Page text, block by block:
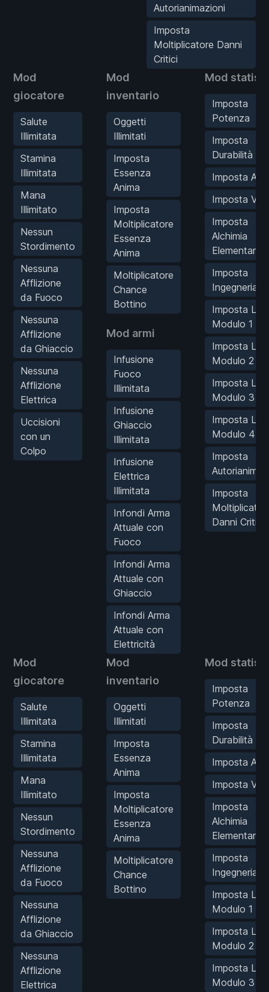
Autorianimazioni
Imposta
Moltiplicatore Danni
Critici
Mod
giocatore
Salute
Illimitata
Stamina
Illimitata
Mana
Illimitato
Nessun
Stordimento
Nessuna
Afflizione
da Fuoco
Nessuna
Afflizione
da Ghiaccio
Nessuna
Afflizione
Elettrica
Uccisioni
con un
Colpo
Mod
inventario
Oggetti
Illimitati
Imposta
Essenza
Anima
Imposta
Moltiplicatore
Essenza
Anima
Moltiplicatore
Chance
Bottino
Mod armi
Infusione
Fuoco
Illimitata
Infusione
Ghiaccio
Illimitata
Infusione
Elettrica
Illimitata
Infondi Arma
Attuale con
Fuoco
Infondi Arma
Attuale con
Ghiaccio
Infondi Arma
Attuale con
Elettricità
Mod
Imposta
Potenza
Imposta
Durabilità
Imposta
Imposta
Imposta
Alchimia
Elementare
Imposta
Ingegneria
Imposta
Modulo 1
Imposta
Modulo 2
Imposta
Modulo 3
Imposta
Modulo 4
Imposta
Imposta
Danni Critici
Mod
giocatore
Salute
Illimitata
Stamina
Illimitata
Mana
Illimitato
Nessun
Stordimento
Nessuna
Afflizione
da Fuoco
Nessuna
Afflizione
da Ghiaccio
Nessuna
Afflizione
Elettrica
Mod
inventario
Oggetti
Illimitati
Imposta
Essenza
Anima
Imposta
Moltiplicatore
Essenza
Anima
Moltiplicatore
Chance
Bottino
Mod
Imposta
Potenza
Imposta
Durabilità
Imposta
Imposta
Imposta
Alchimia
Elementare
Imposta
Ingegneria
Imposta
Modulo 1
Imposta
Modulo 2
Imposta
Modulo 3